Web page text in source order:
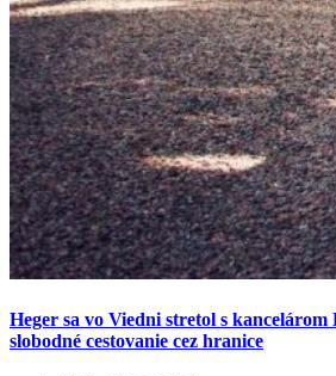
Heger sa vo Viedni stretol s
slobodné cestovanie cez hranice